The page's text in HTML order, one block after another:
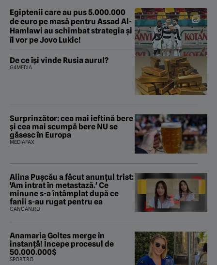
Egiptenii care au pus 5.000.000
de euro pe masă pentru Assad Al-
Hamlawi au schimbat strategia și
îl vor pe Jovo Lukic!
De ce își vinde Rusia aurul?
G4MEDIA
Surprinzător: cea mai ieftină bere
și cea mai scumpă bere NU se
găsesc în Europa
MEDIAFAX
Alina Pușcău a făcut anunțul trist:
'Am intrat în metastază.' Ce
minune s-a întâmplat după ce
fanii s-au rugat pentru ea
CANCAN.RO
Anamaria Goltes merge în
instanță! Începe procesul de
50.000.000$
SPORT.RO